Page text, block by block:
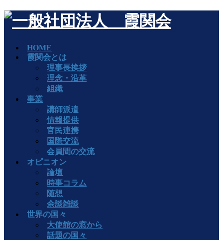
HOME
霞関会とは
理事長挨拶
理念・沿革
組織
事業
講師派遣
情報提供
官民連携
国際交流
会員間の交流
オピニオン
論壇
時事コラム
随想
余談雑談
世界の国々
大使館の窓から
話題の国々